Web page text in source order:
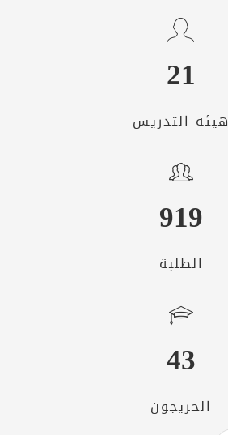
21
هيئة التدريس
919
الطلبة
43
الخريجون